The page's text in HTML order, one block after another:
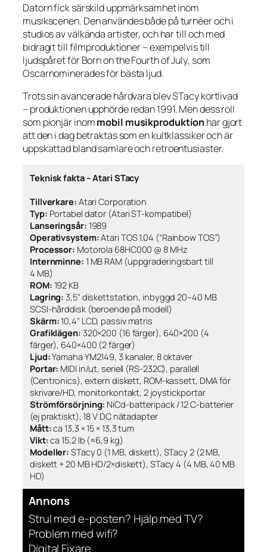
Datorn fick särskild uppmärksamhet inom
musikscenen. Den användes både på turnéer och i
studios av välkända artister, och har till och med
bidragit till filmproduktioner – exempelvis till
ljudspåret förBorn on the Fourth of July, som
Oscarnominerades för bästa ljud.
Trots sin avancerade hårdvara blev STacy kortlivad
– produktionen upphörde redan 1991. Men dess roll
som pionjär inommobil musikproduktionhar gjort
att den i dag betraktas som en kultklassiker och är
uppskattad bland samlare och retroentusiaster.
Teknisk fakta – Atari STacy
Tillverkare: Atari Corporation
Typ: Portabel dator (Atari ST-kompatibel)
Lanseringsår: 1989
Operativsystem:Atari TOS 1.04 (“Rainbow TOS”)
Processor: Motorola 68HC000 @ 8 MHz
Internminne: 1 MB RAM (uppgraderingsbart till
4 MB)
ROM: 192 KB
Lagring: 3,5" diskettstation, inbyggd 20–40 MB
SCSI-hårddisk (beroende på modell)
Skärm: 10,4" LCD, passiv matris
Grafiklägen: 320×200 (16 färger), 640×200 (4
färger), 640×400 (2 färger)
Ljud:Yamaha YM2149, 3 kanaler, 8 oktaver
Portar: MIDI in/ut, seriell (RS-232C), parallell
(Centronics), extern diskett, ROM-kassett, DMA för
skrivare/HD, monitorkontakt, 2 joystickportar
Strömförsörjning: NiCd-batteripack / 12 C-batterier
(ej praktiskt), 18 V DC nätadapter
Mått:ca 13,3 × 15 × 13,3 tum
Vikt:ca 15,2 lb (≈6,9 kg)
Modeller: STacy 0 (1 MB, diskett), STacy 2 (2 MB,
diskett + 20 MB HD/2×diskett), STacy 4 (4 MB, 40 MB
HD)
Annons
Strul med e-posten? Hjälp med TV?
Problem med wifi?
Digital Fixare